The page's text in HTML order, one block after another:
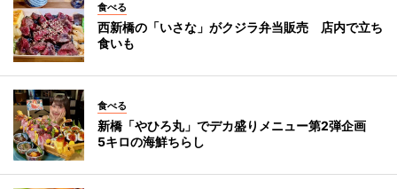
食べる
西新橋の「いさな」がクジラ弁当販売 店内で立ち
食いも
食べる
新橋「やひろ丸」でデカ盛りメニュー第2弾企画
5キロの海鮮ちらし